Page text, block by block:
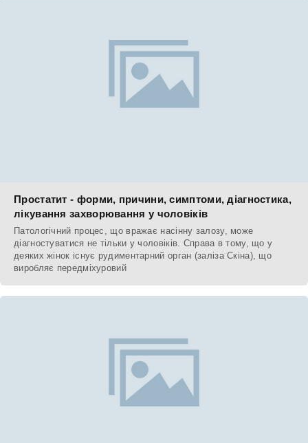
Простатит - форми, причини, симптоми, діагностика,
лікування захворювання у чоловіків
Патологічний процес, що вражає насінну залозу, може
діагностуватися не тільки у чоловіків. Справа в тому, що у
деяких жінок існує рудиментарний орган (заліза Скіна), що
виробляє передміхуровий